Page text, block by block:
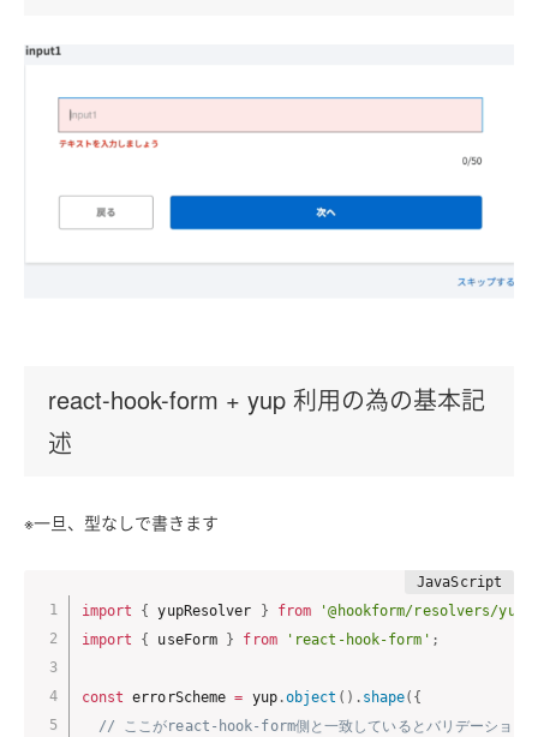
react-hook-form + yup 利用の為の基本記
述
※一旦、型なしで書きます
import { yupResolver } from '@hookform/resolvers/yup'
import
{ useForm } from 'react-hook-form' ;
const errorScheme = yup.object ( ) . shape( {
// ここがreact-hook-form側と一致しているとバリデーション